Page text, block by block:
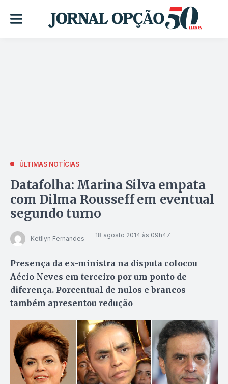
ÚLTIMAS NOTÍCIAS
Datafolha: Marina Silva empata
com Dilma Rousseff em eventual
segundo turno
Ketllyn Fernandes 18 agosto 2014 às 09h47
Presença da ex-ministra na disputa colocou
Aécio Neves em terceiro por um ponto de
diferença. Porcentual de nulos e brancos
também apresentou redução